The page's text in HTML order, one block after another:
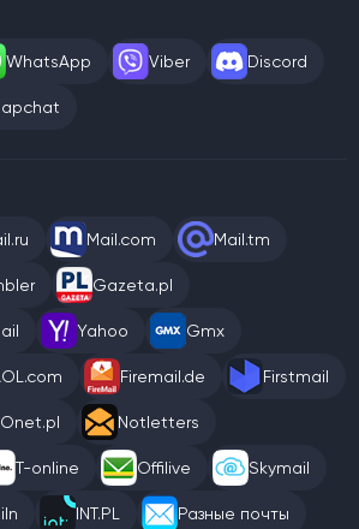
WhatsApp Viber Discord
Mail.com Mail.tm
Gazeta.pl
Yahoo Gmx
Firemail.de Firstmail
Onet.pl Notletters
T-online Offilive Skymail
INT.PL Разные почты